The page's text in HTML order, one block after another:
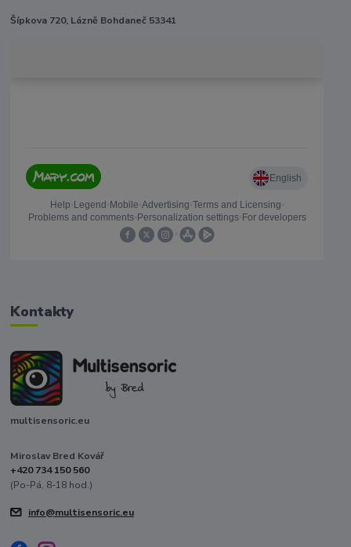
Šípkova 720, Lázně Bohdaneč 53341
Kontakty
multisensoric.eu
Miroslav Bred Kovář
+420 734 150 560
(Po-Pá, 8-18 hod.)
info@multisensoric.eu